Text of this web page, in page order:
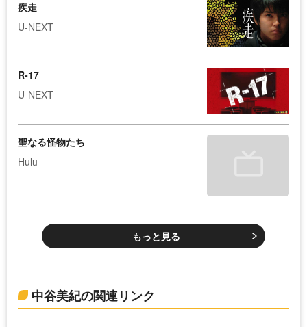
疾走
U-NEXT
R-17
U-NEXT
聖なる怪物たち
Hulu
もっと見る
中谷美紀の関連リンク